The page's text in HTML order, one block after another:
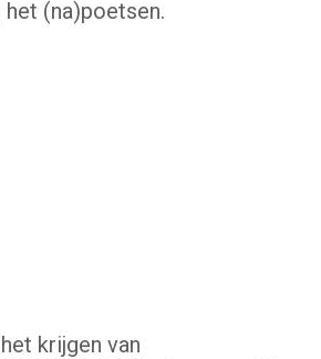
(na)poetsen.
krijgen van